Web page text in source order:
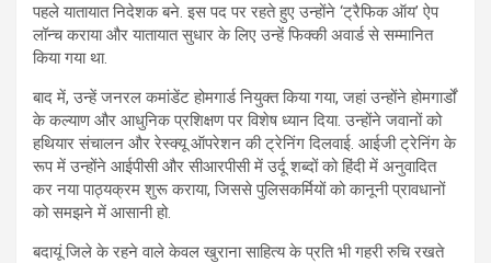
पहले यातायात निदेशक बने. इस पद पर रहते हुए उन्होंने ‘ट्रैफिक ऑय’ ऐप
लॉन्च कराया और यातायात सुधार के लिए उन्हें फिक्की अवार्ड से सम्मानित
किया गया था.
बाद में, उन्हें जनरल कमांडेंट होमगार्ड नियुक्त किया गया, जहां उन्होंने होमगार्डों
के कल्याण और आधुनिक प्रशिक्षण पर विशेष ध्यान दिया. उन्होंने जवानों को
हथियार संचालन और रेस्क्यू ऑपरेशन की ट्रेनिंग दिलवाई. आईजी ट्रेनिंग के
रूप में उन्होंने आईपीसी और सीआरपीसी में उर्दू शब्दों को हिंदी में अनुवादित
कर नया पाठ्यक्रम शुरू कराया, जिससे पुलिसकर्मियों को कानूनी प्रावधानों
को समझने में आसानी हो.
बदायूं जिले के रहने वाले केवल खुराना साहित्य के प्रति भी गहरी रुचि रखते